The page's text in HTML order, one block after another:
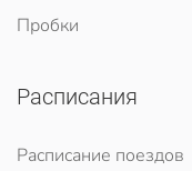
Пробки
Расписания
Расписание поездов